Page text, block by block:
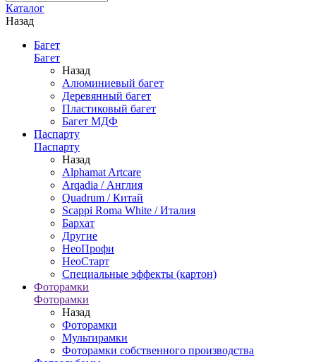
Каталог
Назад
Багет
Багет
Назад
Алюминиевый багет
Деревянный багет
Пластиковый багет
Багет МДФ
Паспарту
Паспарту
Назад
Alphamat Artcare
Arqadia / Англия
Quadrum / Китай
Scappi Roma White / Италия
Бархат
Другие
НеоПрофи
НеоСтарт
Специальные эффекты (картон)
Фоторамки
Фоторамки
Назад
Фоторамки
Мультирамки
Фоторамки собственного производства